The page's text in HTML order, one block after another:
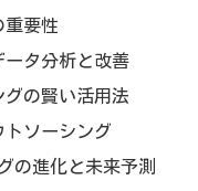
重要性
ータ分析と改善
の賢い活用法
ソーシング
の進化と未来予測